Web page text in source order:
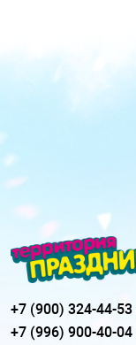
+7 (900) 324-44-53
+7 (996) 900-40-04